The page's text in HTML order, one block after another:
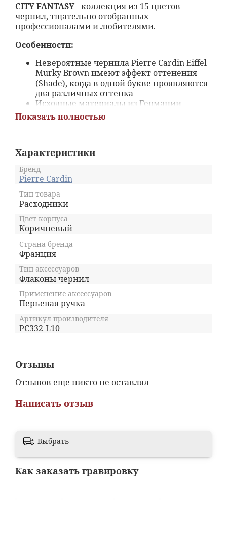
CITY FANTASY- коллекция из 15 цветов
чернил, тщательно отобранных
профессионалами и любителями.
Особенности:
Невероятные чернила Pierre Cardin Eiffel
Murky Brown имеют эффект оттенения
(Shade), когда в одной букве проявляются
два различных оттенка
Исходные материалы из Германии
Создайте свой цвет, смешав различные
Cardin отлично подходят для рисования,
Объём флакона с чернилами 50 мл - для
фанатов письма
Эстетический дизайн на этикетке,
коробке и упаковке
Показать полностью
Характеристики
Бренд
Pierre Cardin
Тип товара
Расходники
Цвет корпуса
Коричневый
Страна бренда
Франция
Тип аксессуаров
Флаконы чернил
Применение аксессуаров
Перьевая ручка
Артикул производителя
PC332-L10
Отзывы
Отзывов еще никто не оставлял
Написать отзыв
Выбрать
Как заказать гравировку